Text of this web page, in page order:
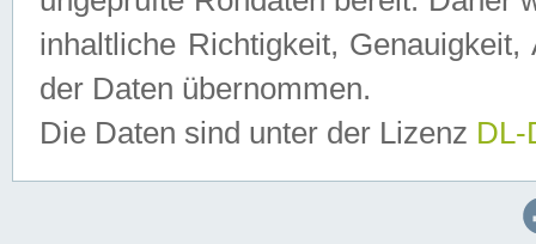
inhaltliche Richtigkeit,
der Daten übernommen.
Die Daten sind unter der Lizenz